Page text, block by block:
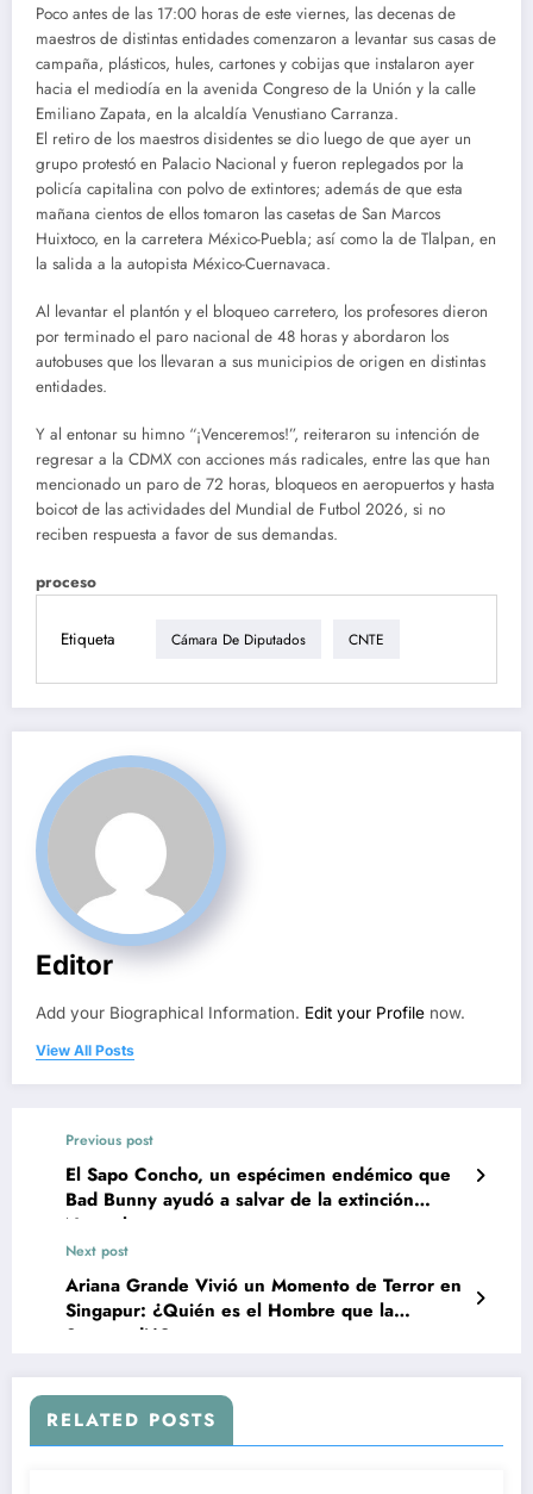
Poco antes de las 17:00 horas de este viernes, las decenas de
maestros de distintas entidades comenzaron a levantar sus casas de
campaña, plásticos, hules, cartones y cobijas que instalaron ayer
hacia el mediodía en la avenida Congreso de la Unión y la calle
Emiliano Zapata, en la alcaldía Venustiano Carranza.
El retiro de los maestros disidentes se dio luego de que ayer un
grupo protestó en Palacio Nacional y fueron replegados por la
policía capitalina con polvo de extintores; además de que esta
mañana cientos de ellos tomaron las casetas de San Marcos
Huixtoco, en la carretera México-Puebla; así como la de Tlalpan, en
la salida a la autopista México-Cuernavaca.
Al levantar el plantón y el bloqueo carretero, los profesores dieron
por terminado el paro nacional de 48 horas y abordaron los
autobuses que los llevaran a sus municipios de origen en distintas
entidades.
Y al entonar su himno “¡Venceremos!”, reiteraron su intención de
regresar a la CDMX con acciones más radicales, entre las que han
mencionado un paro de 72 horas, bloqueos en aeropuertos y hasta
boicot de las actividades del Mundial de Futbol 2026, si no
reciben respuesta a favor de sus demandas.
proceso
Etiqueta Cámara De Diputados CNTE
Editor
Add your Biographical Information. Edit your Profile now.
View All Posts
Previous post
El Sapo Concho, un espécimen endémico que
Bad Bunny ayudó a salvar de la extinción
Naturaleza
Next post
Ariana Grande Vivió un Momento de Terror en
Singapur: ¿Quién es el Hombre que la
Sorprendió?
RELATED POSTS